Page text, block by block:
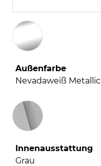
Außenfarbe
Nevadaweiß Metallic
Innenausstattung
Innenausstattung
Grau